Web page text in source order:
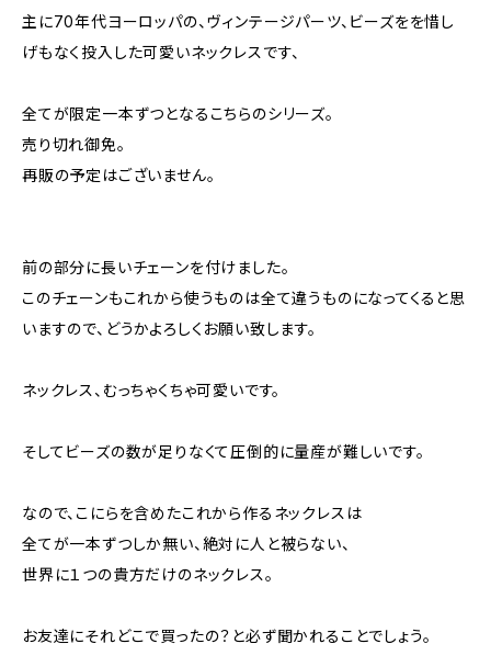
主に70年代ヨーロッパの、ヴィンテージパーツ、ビーズをを惜し
げもなく投入した可愛いネックレスです、
全てが限定一本ずつとなるこちらのシリーズ。
売り切れ御免。
再販の予定はございません。
前の部分に長いチェーンを付けました。
このチェーンもこれから使うものは全て違うものになってくると思
いますので、どうかよろしくお願い致します。
ネックレス、むっちゃくちゃ可愛いです。
そしてビーズの数が足りなくて圧倒的に量産が難しいです。
なので、こにらを含めたこれから作るネックレスは
全てが一本ずつしか無い、絶対に人と被らない、
世界に１つの貴方だけのネックレス。
お友達にそれどこで買ったの？と必ず聞かれることでしょう。